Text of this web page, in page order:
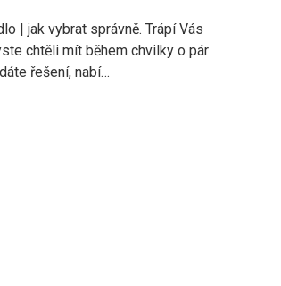
| jak vybrat správně. Trápí Vás
chtěli mít během chvilky o pár
řešení, nabí…